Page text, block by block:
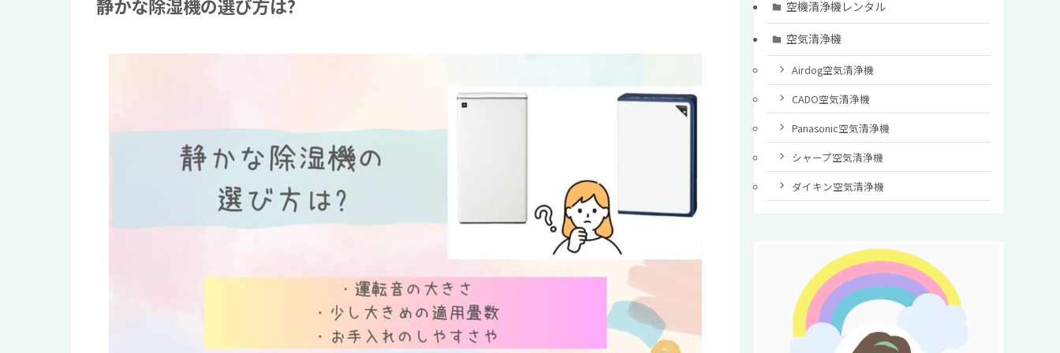
静かな除湿機の選び方は? 空機清浄機レンタル
空気清浄機
Airdog空気清浄機
CADO空気清浄機
Panasonic空気清浄機
シャープ空気清浄機
ダイキン空気清浄機